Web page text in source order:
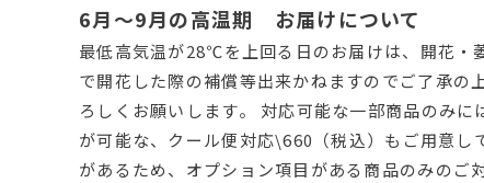
6月～9月の高温期 お届けについて
最低高気温が28℃を上回る日のお届けは、開花・
で開花した際の補償等出来かねますのでご了承の
ろしくお願いします。 対応可能な一部商品のみ
が可能な、クール便対応\660（税込）もご用意し
があるため、オプション項目がある商品のみのご